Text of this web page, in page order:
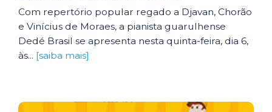
Com repertório popular regado a Djavan, Chorão
e Vinícius de Moraes, a pianista guarulhense
Dedé Brasil se apresenta nesta quinta-feira, dia 6,
às... [saiba mais]